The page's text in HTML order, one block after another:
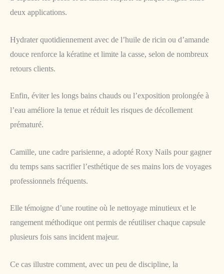
deux applications.
Hydrater quotidiennement avec de l’huile de ricin ou d’amande
douce renforce la kératine et limite la casse, selon de nombreux
retours clients.
Enfin, éviter les longs bains chauds ou l’exposition prolongée à
l’eau améliore la tenue et réduit les risques de décollement
prématuré.
Camille, une cadre parisienne, a adopté Roxy Nails pour gagner
du temps sans sacrifier l’esthétique de ses mains lors de voyages
professionnels fréquents.
Elle témoigne d’une routine où le nettoyage minutieux et le
rangement méthodique ont permis de réutiliser chaque capsule
plusieurs fois sans incident majeur.
Ce cas illustre comment, avec un peu de discipline, la